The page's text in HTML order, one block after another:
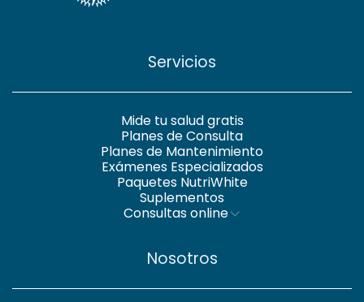
Servicios
Mide tu salud gratis
Planes de Consulta
Planes de Mantenimiento
Exámenes Especializados
Paquetes NutriWhite
Suplementos
Consultas online
Nosotros